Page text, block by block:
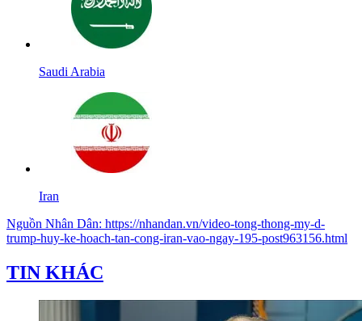
Saudi Arabia
Iran
Nguồn Nhân Dân: https://nhandan.vn/video-tong-thong-my-d-
trump-huy-ke-hoach-tan-cong-iran-vao-ngay-195-post963156.html
TIN KHÁC